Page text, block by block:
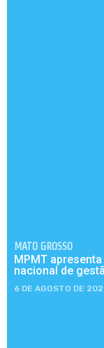
MATO GROSSO
MPMT
nacional de
6 DE AGOSTO DE